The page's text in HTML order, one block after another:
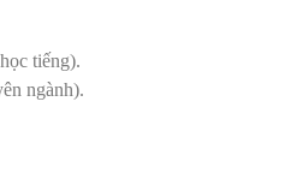
tiếng).
ngành).